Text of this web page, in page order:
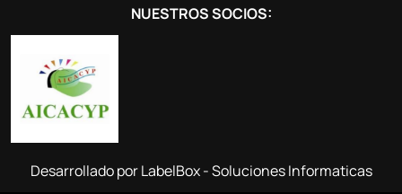
NUESTROS SOCIOS:
Desarrollado por LabelBox - Soluciones Informaticas